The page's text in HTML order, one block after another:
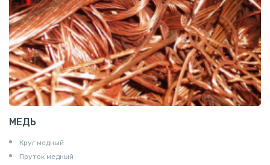
МЕДЬ
Круг медный
Пруток медный